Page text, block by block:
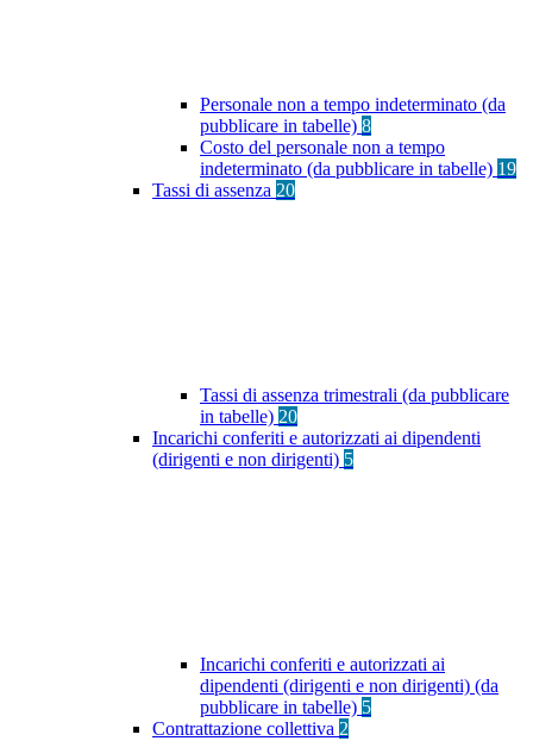
Personale non a tempo indeterminato (da
pubblicare in tabelle) 8
Costo del personale non a tempo
indeterminato (da pubblicare in tabelle) 19
Tassi di assenza 20
Tassi di assenza trimestrali (da pubblicare
in tabelle) 20
Incarichi conferiti e autorizzati ai dipendenti
(dirigenti e non dirigenti) 5
Incarichi conferiti e autorizzati ai
dipendenti (dirigenti e non dirigenti) (da
pubblicare in tabelle) 5
Contrattazione collettiva 2